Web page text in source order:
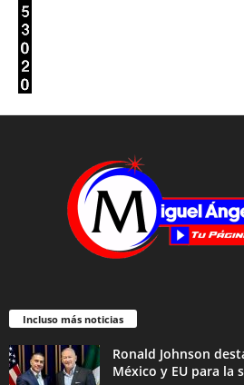
Incluso más noticias
Ronald Johnson
México y EU para la